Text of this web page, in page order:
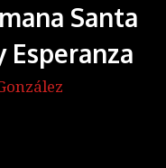
Santa
Esperanza